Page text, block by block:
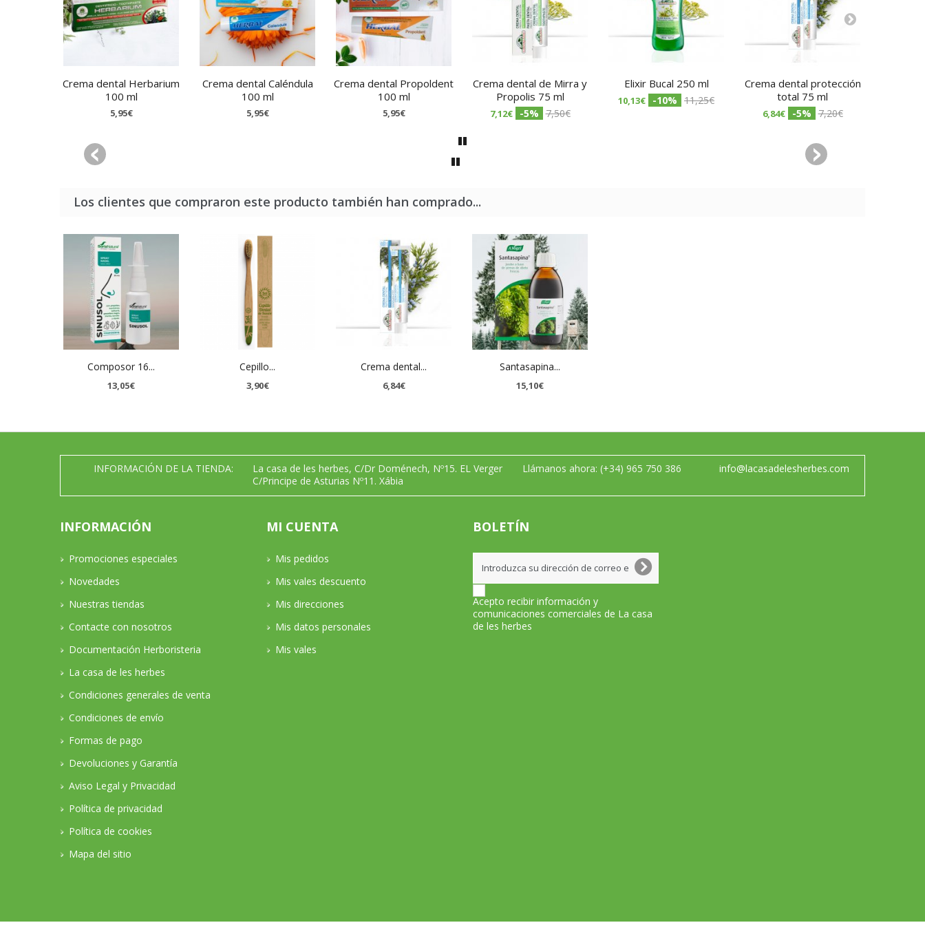
Crema dental Herbarium
100 ml
5,95€
Crema dental Caléndula
100 ml
5,95€
Crema dental Propoldent
100 ml
5,95€
Crema dental de Mirra y
Propolis 75 ml
7,12€ -5% 7,50€
Elixir Bucal 250 ml
10,13€ -10% 11,25€
Crema dental protección
total 75 ml
6,84€ -5% 7,20€
Los clientes que compraron este producto también han comprado...
Composor 16...
13,05€
Cepillo...
3,90€
Crema dental...
6,84€
Santasapina...
15,10€
INFORMACIÓN DE LA TIENDA:
La casa de les herbes, C/Dr Doménech, Nº15. EL Verger
C/Principe de Asturias Nº11. Xábia
Llámanos ahora: (+34) 965 750 386 info@lacasadelesherbes.com
INFORMACIÓN
Promociones especiales
Novedades
Nuestras tiendas
Contacte con nosotros
Documentación Herboristeria
La casa de les herbes
Condiciones generales de venta
Condiciones de envío
Formas de pago
Devoluciones y Garantía
Aviso Legal y Privacidad
Política de privacidad
Política de cookies
Mapa del sitio
MI CUENTA
Mis pedidos
Mis vales descuento
Mis direcciones
Mis datos personales
Mis vales
BOLETÍN
Acepto recibir información y
comunicaciones comerciales de La casa
de les herbes